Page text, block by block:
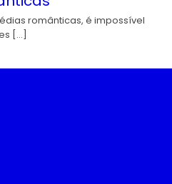
românticas, é impossível
[…]